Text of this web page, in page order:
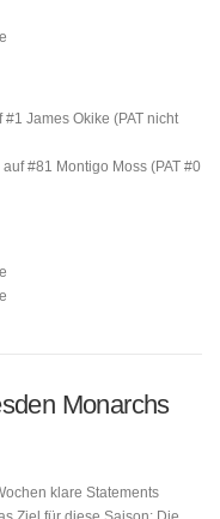
James Okike (PAT nicht
#81 Montigo Moss (PAT #0
Monarchs
klare Statements